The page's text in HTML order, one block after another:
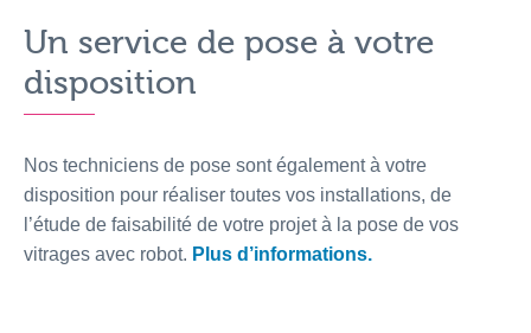
Un service de pose à votre
disposition
Nos techniciens de pose sont également à votre
disposition pour réaliser toutes vos installations, de
l’étude de faisabilité de votre projet à la pose de vos
vitrages avec robot. Plus d’informations.